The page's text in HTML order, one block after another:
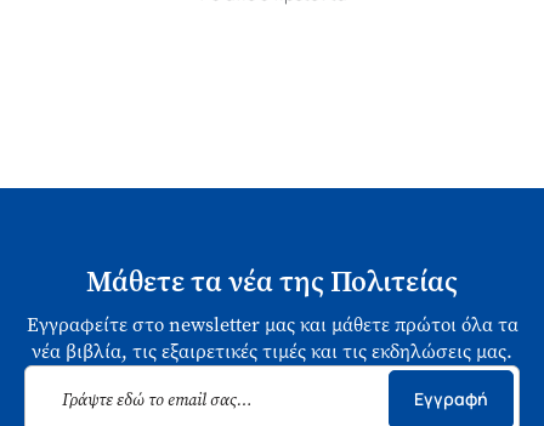
Μάθετε τα νέα της Πολιτείας
Εγγραφείτε στο newsletter μας και μάθετε πρώτοι όλα τα
νέα βιβλία, τις εξαιρετικές τιμές και τις εκδηλώσεις μας.
Εγγραφή